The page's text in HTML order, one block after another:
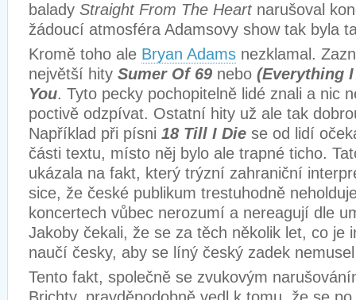
balady Straight From The Heart narušoval
žádoucí atmosféra Adamsovy show tak byla
Kromě toho ale Bryan Adams nezklamal.
největší hity Sumer Of 69 nebo (Everything
You. Tyto pecky pochopitelně lidé znali a nic
poctivě odzpívat. Ostatní hity už ale tak
Například při písni 18 Till I Die se od lidí
části textu, místo něj bylo ale trapné ticho.
ukázala na fakt, který trýzní zahraniční
sice, že české publikum trestuhodně
koncertech vůbec nerozumí a nereagují dle
Jakoby čekali, že se za těch několik let, co je
naučí česky, aby se líný český zadek
Tento fakt, společně se zvukovým